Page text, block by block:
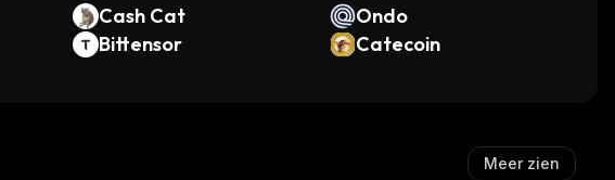
Cash Cat
Ondo
Bittensor Catecoin
Meer zien